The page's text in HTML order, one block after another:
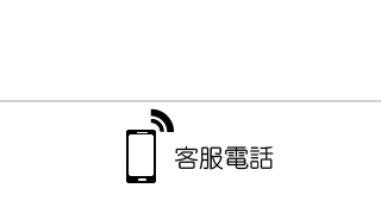
間送達，司機當天到貨前皆會再與您通知，
之安全，本司得視狀況延後或停止運送服
，恕無法送至指定樓面。《 如遇百貨周年慶
：0800-085-717。